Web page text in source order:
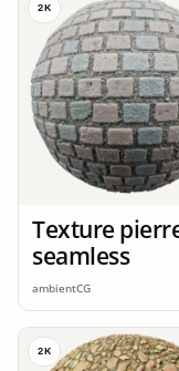
2K
Texture
seamless
ambientCG
2K